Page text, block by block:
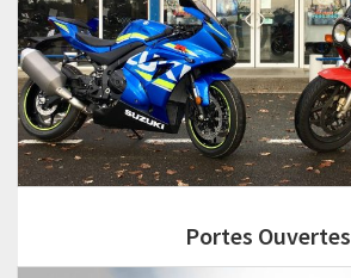
Portes Ouvertes